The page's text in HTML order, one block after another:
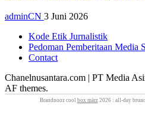
adminCN 3 Juni 2026
Kode Etik Jurnalistik
Pedoman Pemberitaan Media
Contact
Chanelnusantara.com | PT Media
AF themes.
Brandnooz cool box märz2026 : all‑day